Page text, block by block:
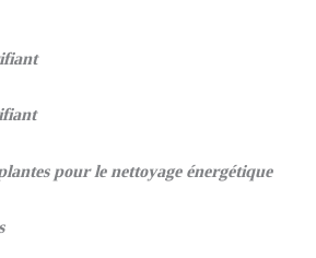
pour le nettoyage énergétique